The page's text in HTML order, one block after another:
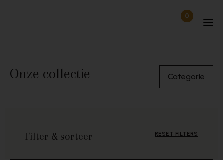
0Items in
Onze collectie Categorie
Filter & sorteer RESET FILTERS